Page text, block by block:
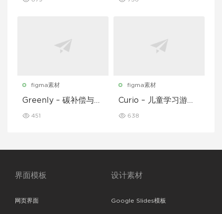
figma素材
Greenly – 碳补偿与废
I 套件
451
figma素材
Curio – 儿童学习游戏
638
界面模板
网页界面
设计素材
Google Slides模板